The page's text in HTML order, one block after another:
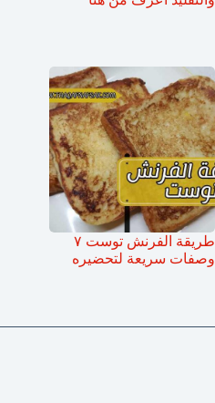
طريقة الفرنش توست ٧
وصفات سريعة لتحضيره